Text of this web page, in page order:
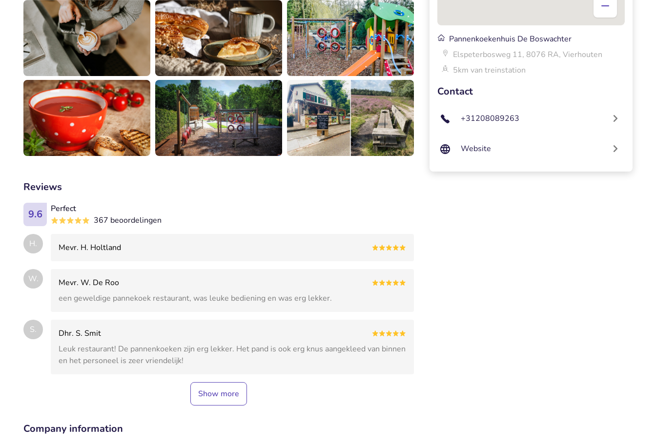
Reviews
9.6
Perfect
367 beoordelingen
H. Mevr. H. Holtland
W.
Mevr. W. De Roo
een geweldige pannekoek restaurant, was leuke bediening en was erg lekker.
S.
Dhr. S. Smit
Leuk restaurant! De pannenkoeken zijn erg lekker. Het pand is ook erg knus aangekleed van binnen
en het personeel is zeer vriendelijk!
Show more
Pannenkoekenhuis De Boswachter
Elspeterbosweg 11, 8076 RA, Vierhouten
5km van treinstation
Contact
+31208089263
Website
Company information